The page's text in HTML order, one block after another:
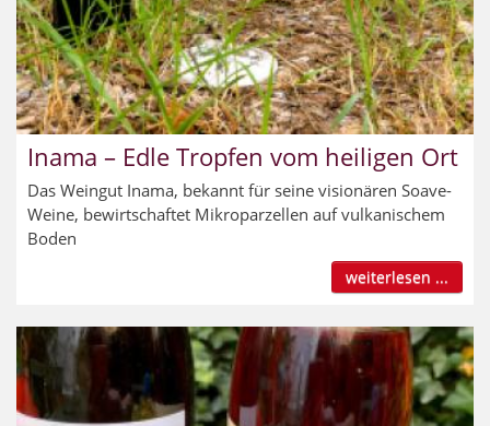
Inama – Edle Tropfen vom heiligen Ort
Das Weingut Inama, bekannt für seine visionären Soave-
Weine, bewirtschaftet Mikroparzellen auf vulkanischem
Boden
weiterlesen ...